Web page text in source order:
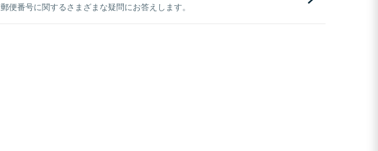
郵便番号に関するさまざまな疑問にお答えします。